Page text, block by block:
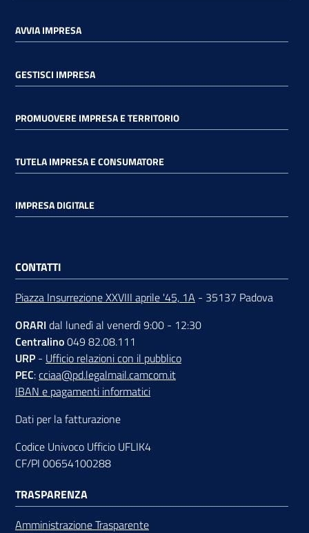
AVVIA IMPRESA
GESTISCI IMPRESA
PROMUOVERE IMPRESA E TERRITORIO
TUTELA IMPRESA E CONSUMATORE
IMPRESA DIGITALE
CONTATTI
Piazza Insurrezione XXVIII aprile '45, 1A - 35137 Padova
ORARI dal lunedì al venerdì 9:00 - 12:30
Centralino049 82.08.111
URP - Ufficio relazioni con il pubblico
PEC:cciaa@pd.legalmail.camcom.it
IBAN e pagamenti informatici
Dati per la fatturazione
Codice Univoco Ufficio UFLIK4
CF/PI 00654100288
TRASPARENZA
Amministrazione Trasparente